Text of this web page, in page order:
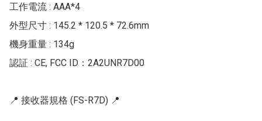
工作電流 : AAA*4
外型尺寸 : 145.2 * 120.5 * 72.6mm
機身重量 : 134g
認証 : CE, FCC ID：2A2UNR7D00
📍 接收器規格 (FS-R7D) 📍